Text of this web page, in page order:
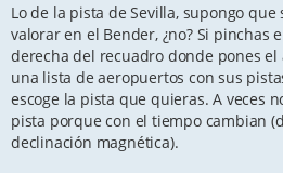
Lo de la pista de Sevilla, supongo que
valorar en el Bender, ¿no? Si pinchas
derecha del recuadro donde pones
una lista de aeropuertos con sus
escoge la pista que quieras. A veces
pista porque con el tiempo cambian
declinación magnética).